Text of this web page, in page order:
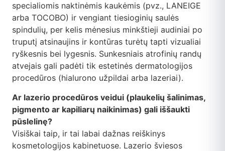
specialiomis naktinėmis kaukėmis (pvz., LANEIGE
arba TOCOBO) ir vengiant tiesioginių saulės
spindulių, per kelis mėnesius minkštieji audiniai po
truputį atsinaujins ir kontūras turėtų tapti vizualiai
ryškesnis bei lygesnis. Sunkesniais atrofinių randų
atvejais gali padėti tik estetinės dermatologijos
procedūros (hialurono užpildai arba lazeriai).
Ar lazerio procedūros veidui (plaukelių šalinimas,
pigmento ar kapiliarų naikinimas) gali iššaukti
pūslelinę?
Visiškai taip, ir tai labai dažnas reiškinys
kosmetologijos kabinetuose. Lazerio šviesos